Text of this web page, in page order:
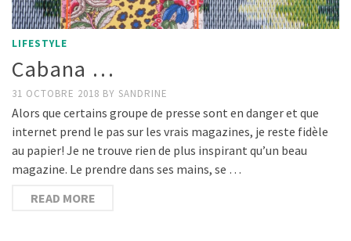
LIFESTYLE
Cabana …
31 OCTOBRE 2018 BY SANDRINE
Alors que certains groupe de presse sont en danger et que
internet prend le pas sur les vrais magazines, je reste fidèle
au papier! Je ne trouve rien de plus inspirant qu’un beau
magazine. Le prendre dans ses mains, se …
READ MORE